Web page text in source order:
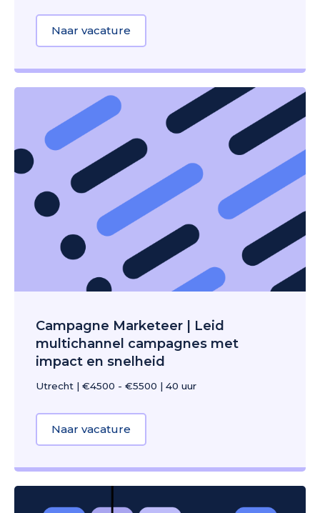
Naar vacature
Campagne Marketeer | Leid
multichannel campagnes met
impact en snelheid
Utrecht | €4500 - €5500 | 40 uur
Naar vacature